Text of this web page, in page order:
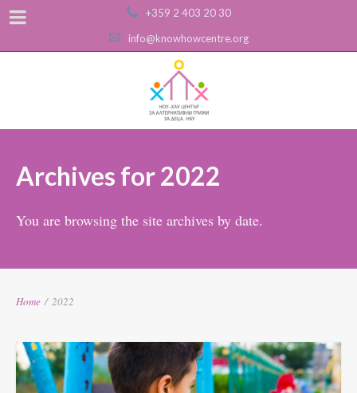
+359 2 403 20 30
info@knowhowcentre.org
Archives for 2022
You are browsing the site archives by date.
Home / 2022